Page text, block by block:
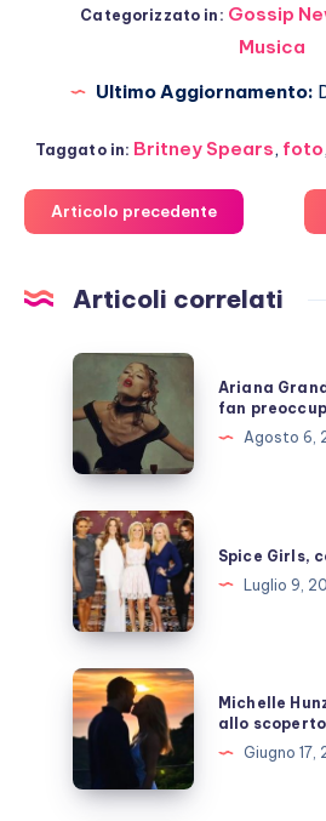
Categorizzato in: Gossip
Musica
Ultimo Aggiornamento:
Taggato in: Britney Spears, foto,
Articolo precedente
Articoli correlati
Ariana
Grande
si
prende
una
pausa,
fan
preoccupati
Ariana
fan
Agosto 6,
Spice
Girls,
cosa
fanno
ora?
Spice Girls,
Luglio 9,
Michelle
Hunziker
e
Berruti
Michelle
allo scoperto
Giugno 17,